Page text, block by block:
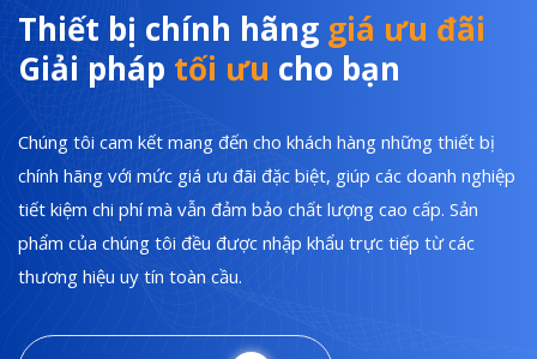
Thiết bị chính hãng giá ưu đãi
Giải pháp tối ưu cho bạn
Chúng tôi cam kết mang đến cho khách hàng những thiết bị
chính hãng với mức giá ưu đãi đặc biệt, giúp các doanh nghiệp
tiết kiệm chi phí mà vẫn đảm bảo chất lượng cao cấp. Sản
phẩm của chúng tôi đều được nhập khẩu trực tiếp từ các
thương hiệu uy tín toàn cầu.